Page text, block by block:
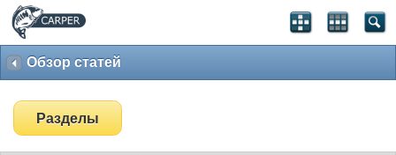
Обзор статей
Разделы